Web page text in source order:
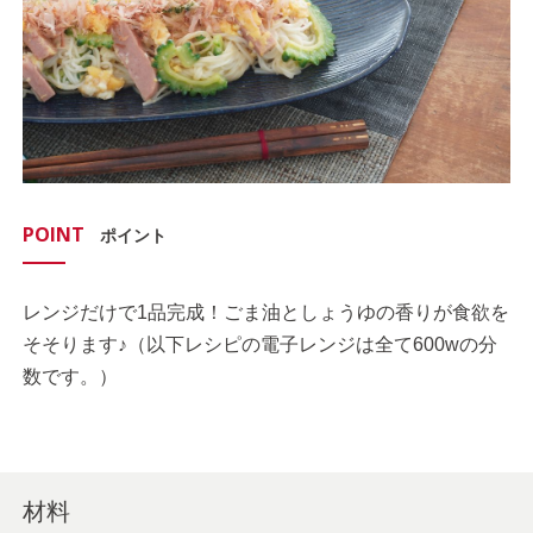
POINT ポイント
レンジだけで1品完成！ごま油としょうゆの香りが食欲を
そそります♪（以下レシピの電子レンジは全て600wの分
数です。）
材料